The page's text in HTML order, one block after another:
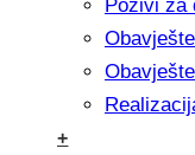
Pozivi za
+